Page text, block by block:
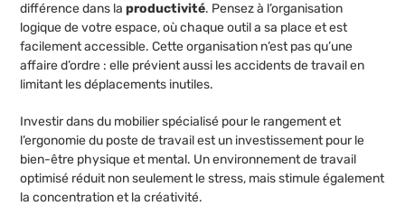
différence dans laproductivité. Pensez à l’organisation
logique de votre espace, où chaque outil a sa place et est
facilement accessible. Cette organisation n’est pas qu’une
affaire d’ordre : elle prévient aussi les accidents de travail en
limitant les déplacements inutiles.
Investir dans du mobilier spécialisé pour le rangement et
l’ergonomie du poste de travail est un investissement pour le
bien-être physique et mental. Un environnement de travail
optimisé réduit non seulement le stress, mais stimule également
la concentration et la créativité.